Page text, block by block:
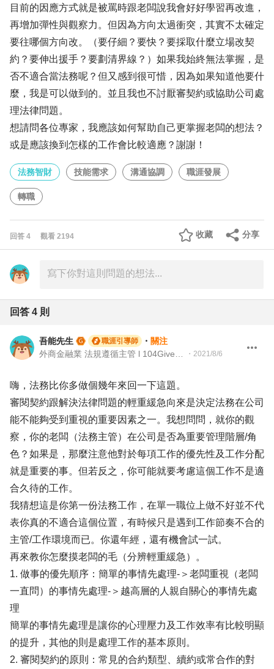
目前的因應方式就是被罵時跟老闆說我會好好學習再改進，
再增加彈性與觀察力。但因為方向太過衝突，其實不太確定
要往哪個方向改。（要仔細？要快？要採取什麼立場改契
約？要伸出援手？要劃清界線？）如果我始終無法掌握，是
否不適合當法務呢？但又感到很可惜，因為如果知道他要什
麼，我是可以做到的。並且我也不討厭審契約或協助公司處
理法律問題。
想請問各位專家，我應該如何幫助自己更掌握老闆的想法？
或是應該換到怎樣的工作會比較適應？謝謝！
法務智財 技能需求 溝通協調 職涯發展
轉職
回答 4 觀看 2194 分享
收藏
回答 4 則
吾能先生 職涯引導師 ・ 關注
・ 2021/8/6
嗨，法務比你多做個幾年來回一下這題。
審閱契約跟解決法律問題的輕重緩急向來是決定法務在公司
能不能夠受到重視的重要因素之一。我想問問，就你的觀
察，你的老闆（法務主管）在公司是否為重要管理階層/角
色？如果是，那麼注意他對於每項工作的優先性及工作分配
就是重要的事。但若反之，你可能就要考慮這個工作不是適
合久待的工作。
我猜想這是你第一份法務工作，在單一職位上做不好並不代
表你真的不適合這個位置，有時候只是遇到工作節奏不合的
主管/工作環境而已。你還年經，還有機會試一試。
再來教你怎麼摸老闆的毛（分辨輕重緩急）。
1. 做事的優先順序：簡單的事情先處理-＞老闆重視（老闆
一直問）的事情先處理-＞越高層的人親自關心的事情先處
理
簡單的事情先處理是讓你的心理壓力及工作效率有比較明顯
的提升，其他的則是處理工作的基本原則。
2. 審閱契約的原則：常見的合約類型、續約或常合作的對